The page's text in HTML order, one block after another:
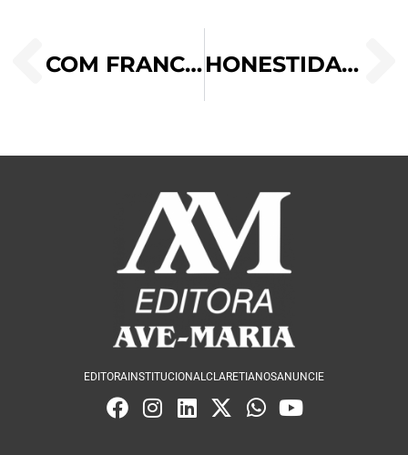
COM FRANCISCO, REDESCOBRIR A JUVENTUDE DE CRISTO HONESTIDADE E TRANSPARÊNCIA NAS FAMÍLIAS
EDITORAINSTITUCIONAL CLARETIANOSANUNCIE